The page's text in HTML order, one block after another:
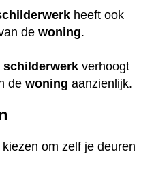
heeft ook
de woning.
schilderwerk verhoogt
de woning aanzienlijk.
om zelf je deuren